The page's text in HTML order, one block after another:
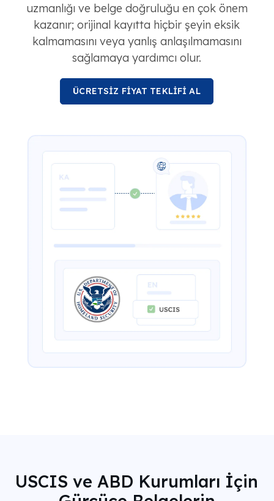
uzmanlığı ve belge doğruluğu en çok önem
kazanır; orijinal kayıtta hiçbir şeyin eksik
kalmamasını veya yanlış anlaşılmamasını
sağlamaya yardımcı olur.
ÜCRETSİZ FİYAT TEKLİFİ AL
USCIS ve ABD Kurumları İçin